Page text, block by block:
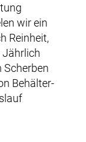
wir ein
Reinheit,
Jährlich
Scherben
Behälter-